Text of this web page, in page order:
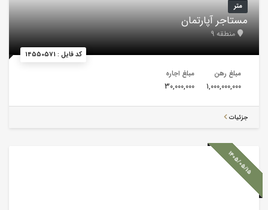
کد فایل : 14550571
متر
مستاجر آپارتمان
منطقه 9
مبلغ رهن
1,000,000,000
مبلغ اجاره
30,000,000
جزئیات
1405/05/15